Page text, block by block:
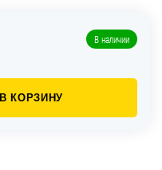
В наличии
В КОРЗИНУ